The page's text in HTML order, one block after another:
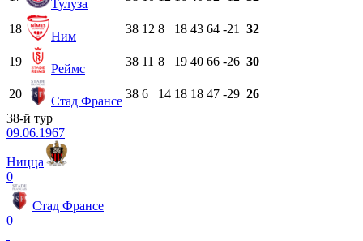
Тулуза
18
Ним
38 12 8 18 43 64 -21 32
19
Реймс
38 11 8 19 40 66 -26 30
20
Стад Франсе
38 6 14 18 18 47 -29 26
38-й тур
09.06.1967
Ницца
0
Стад Франсе
0